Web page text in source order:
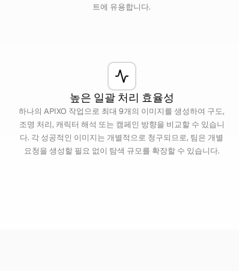
트에 유용합니다.
높은 일괄 처리 효율성
하나의 APIXO 작업으로 최대 9개의 이미지를 생성하여 구도,
조명 처리, 캐릭터 해석 또는 캠페인 방향을 비교할 수 있습니
다. 각 성공적인 이미지는 개별적으로 청구되므로, 팀은 개별
요청을 생성할 필요 없이 탐색 규모를 확장할 수 있습니다.